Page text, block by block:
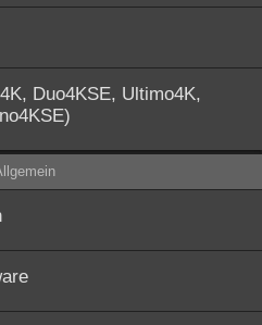
Duo4KSE, Ultimo4K,